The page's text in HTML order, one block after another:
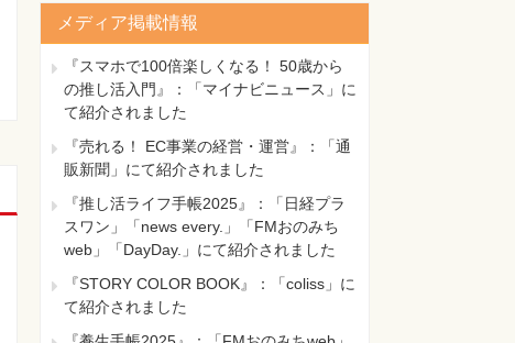
メディア掲載情報
『スマホで100倍楽しくなる！ 50歳から
の推し活入門』：「マイナビニュース」に
て紹介されました
『売れる！ EC事業の経営・運営』：「通
販新聞」にて紹介されました
『推し活ライフ手帳2025』：「日経プラ
スワン」「news every.」「FMおのみち
web」「DayDay.」にて紹介されました
『STORY COLOR BOOK』：「coliss」に
て紹介されました